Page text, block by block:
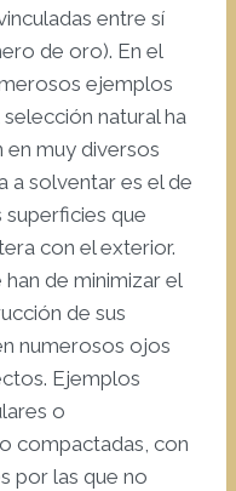
entre sí
de oro). En el
ejemplos
natural ha
muy diversos
a solventar es el de
que
con el exterior.
de minimizar el
de sus
numerosos ojos
Ejemplos
o
compactadas, con
por las que no